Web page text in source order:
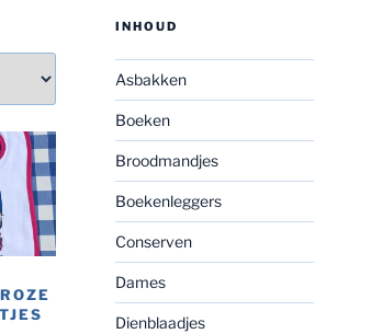
INHOUD
Asbakken
Boeken
Broodmandjes
Boekenleggers
Conserven
Dames
Dienblaadjes